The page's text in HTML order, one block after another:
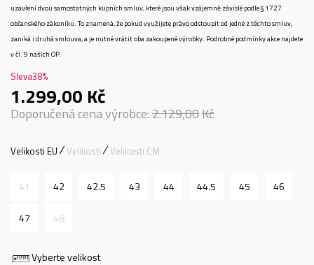
uzavření dvou samostatných kupních smluv, které jsou však vzájemně závislé podle § 1727
občanského zákoníku. To znamená, že pokud využijete právo odstoupit od jedné z těchto smluv,
zaniká i druhá smlouva, a je nutné vrátit oba zakoupené výrobky. Podrobné podmínky akce najdete
v čl. 9 našich OP.
Sleva38%
1.299,00 Kč
Doporučená cena výrobce:2.129,00Kč
Vyberte velikost
Velikosti EU Velikosti Velikosti CM
41 42 42.5 43 44 44.5 45 46
47 48